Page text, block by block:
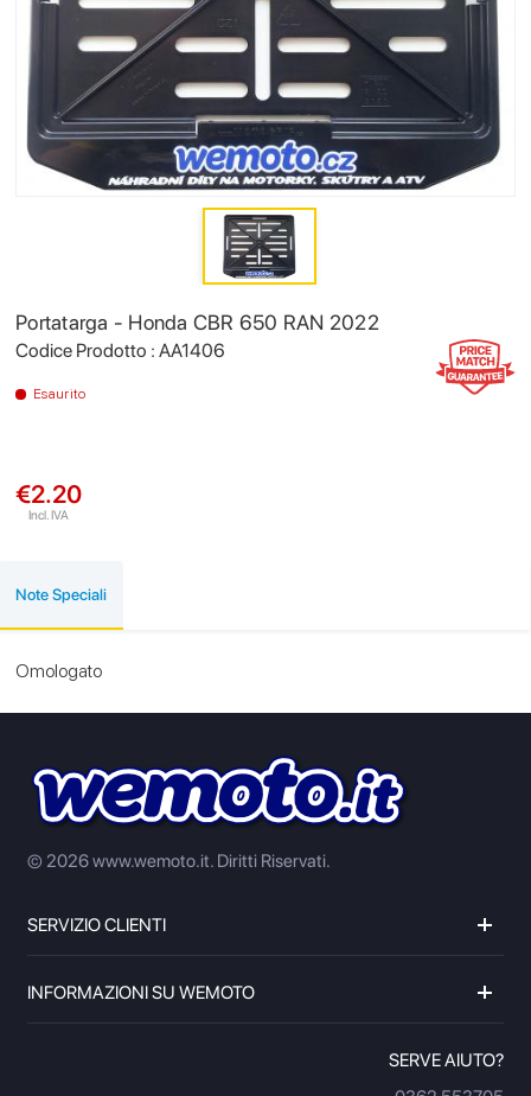
Portatarga - Honda CBR 650 RAN 2022
Codice Prodotto : AA1406
Esaurito
€2.20
Incl. IVA
Note Speciali
Omologato
© 2026 www.wemoto.it. Diritti Riservati.
SERVIZIO CLIENTI
INFORMAZIONI SU WEMOTO
SERVE AIUTO?